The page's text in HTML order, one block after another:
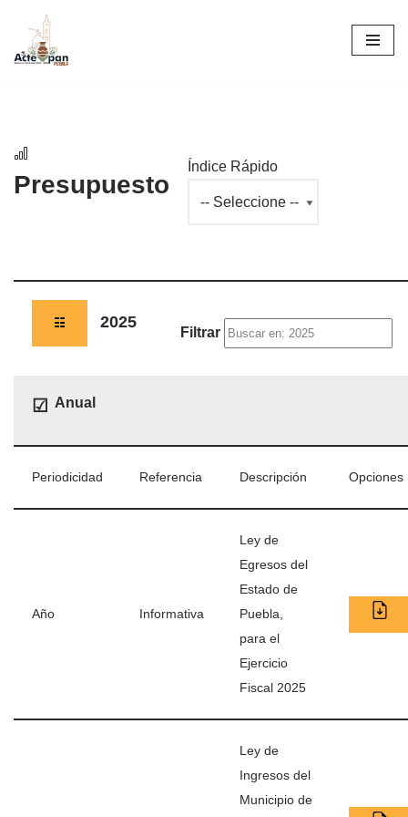
Saltar
Presupuesto
Índice Rápido
☷ 2025
Filtrar
☑ Anual
Periodicidad Referencia Descripción Opciones
Año Informativa
Ley de
Egresos del
Estado de
Puebla,
para el
Ejercicio
Fiscal 2025
Ley de
Ingresos del
Municipio de